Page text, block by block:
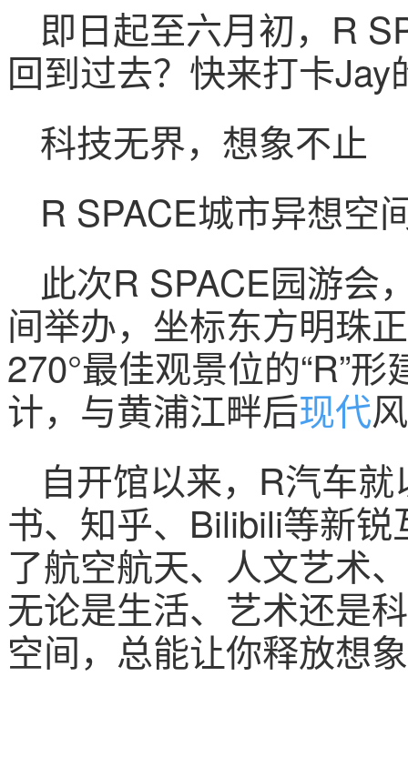
即日起至六月初，R
回到过去？快来打卡Jay
科技无界，想象不止
R SPACE城市异想空
此次R SPACE园游会
间举办，坐标东方明珠
270°最佳观景位的“R”
计，与黄浦江畔后现代
自开馆以来，R汽车就
书、知乎、Bilibili等新
了航空航天、人文艺术
无论是生活、艺术还是
空间，总能让你释放想